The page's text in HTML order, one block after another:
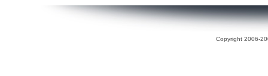
Copyright 2006-